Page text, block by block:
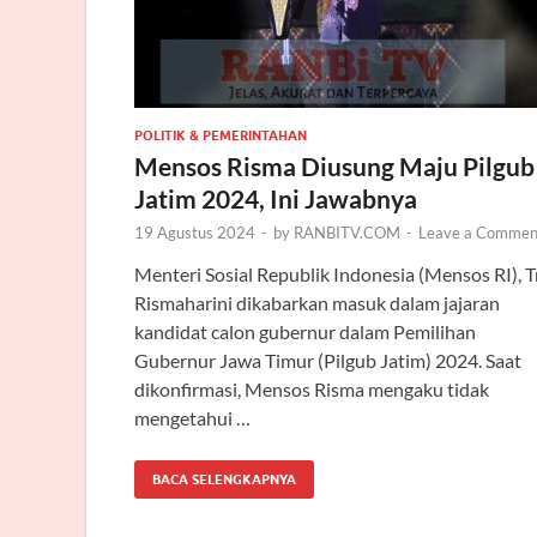
POLITIK & PEMERINTAHAN
Mensos Risma Diusung Maju Pilgub
Jatim 2024, Ini Jawabnya
19 Agustus 2024 - by RANBITV.COM - Leave a
Menteri Sosial Republik Indonesia (Mensos RI),
Rismaharini dikabarkan masuk dalam jajaran
kandidat calon gubernur dalam Pemilihan
Gubernur Jawa Timur (Pilgub Jatim) 2024. Saat
dikonfirmasi, Mensos Risma mengaku tidak
mengetahui …
BACA SELENGKAPNYA